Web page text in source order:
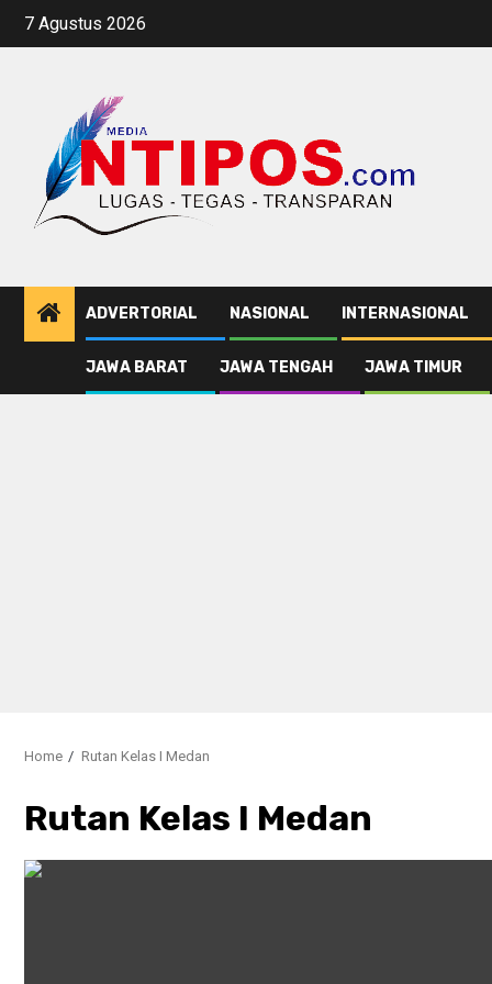
Skip
7 Agustus 2026
ADVERTORIAL NASIONAL INTERNASIONAL
JAWA BARAT JAWA TENGAH JAWA TIMUR
Home Rutan Kelas I Medan
Rutan Kelas I Medan